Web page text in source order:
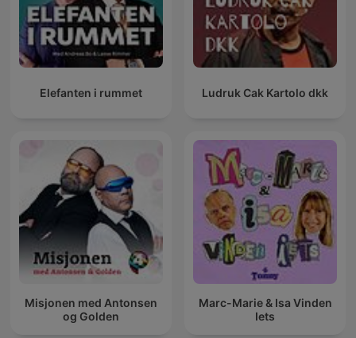
Elefanten i rummet Ludruk Cak Kartolo dkk
Misjonen med Antonsen
og Golden
Marc-Marie & Isa Vinden
Iets